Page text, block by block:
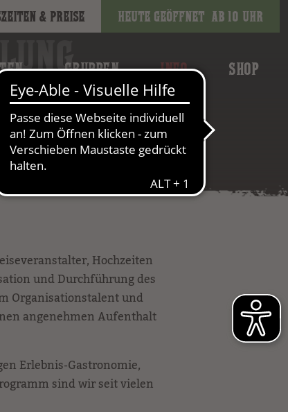
GRUPPEN INFO SHOP
& Preise Heute geöffnet ab 10 Uhr
Hochzeiten
und Durchführung des
Organisationstalent und
angenehmen Aufenthalt
Erlebnis-Gastronomie,
sind wir seit vielen